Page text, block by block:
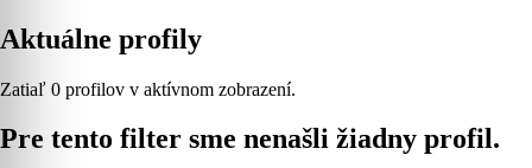
Aktuálne profily
Zatiaľ 0 profilov v aktívnom zobrazení.
Pre tento filter sme nenašli žiadny profil.